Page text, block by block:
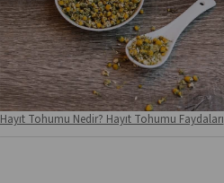
Hayıt Tohumu Nedir? Hayıt Tohumu Faydaları